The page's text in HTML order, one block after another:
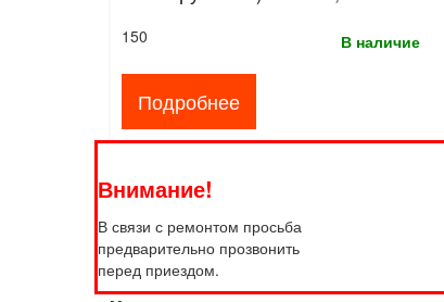
В наличие
150
Подробнее
Внимание!
В связи с ремонтом просьба
предварительно прозвонить
перед приездом.